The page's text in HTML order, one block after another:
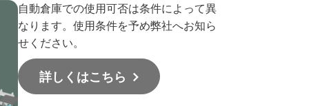
自動倉庫での使用可否は条件によって異
なります。使用条件を予め弊社へお知ら
せください。
詳しくはこちら